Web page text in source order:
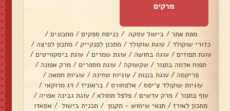
מרקים
מפת אתר / ביטול עסקה / כניסת ספקים / מתכונים /
כדורי שוקולד / עוגת שוקולד / מתכון לפנקייק / מתכון לפיצה /
עוגת תפוזים / עוגה בחושה / עוגת שמרים / עוגת ביסקוויטים /
תפוח אדמה בתנור / שקשוקה / עוגת מספרים / מרק אפונה /
פריקסה / עוגת בננות / עוגיות טחינה / עוגיות חמאה /
עוגיות שוקולד צ׳יפס / אלפחורס / בראוניז / דג מרוקאי /
עוף בתנור / מרק עדשים / פלפל ממולא / עוגת גבינה אפויה /
מתכון לאורז / תנאי שימוש - תקנון / תכנית בישול / אסאדו